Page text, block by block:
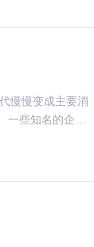
慢慢变成主要消